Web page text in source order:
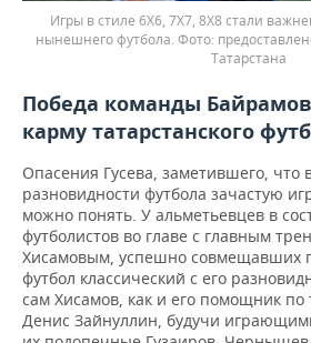
Игры в стиле 6Х6, 7Х7, 8Х8 стали
нынешнего футбола.
Татарстана
Победа команды
карму татарстанского
Опасения Гусева, заметившего, что
разновидности футбола зачастую
можно понять. У альметьевцев в
футболистов во главе с главным
Хисамовым, успешно совмещавших
футбол классический с его
сам Хисамов, как и его помощник по
Денис Зайнуллин, будучи